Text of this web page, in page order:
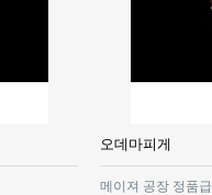
오데마피게
메이져 공장 정품급